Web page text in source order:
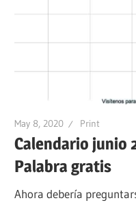
May 8, 2020 Print
Calendario junio
Palabra gratis
Ahora debería